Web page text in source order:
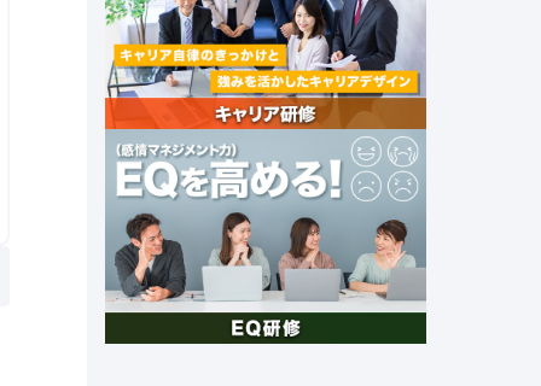
キャリア形成とエンゲージメント向上
｜アフラック・伊藤氏
セルフキャリアドックとは？必要性や
メリット、具体的な導入手順や企業事
例を紹介
社外キャリア相談窓口の必要性と法人
&個人向けキャリア相談サービスを紹
介
これからの時代に 求められる組織の
あり方とは？～「管理統制」から「価
値共創」のマネジメントへ～
創業26年で売上高1兆円達成。未来の
成長を支える女性活躍とその挑戦｜オ